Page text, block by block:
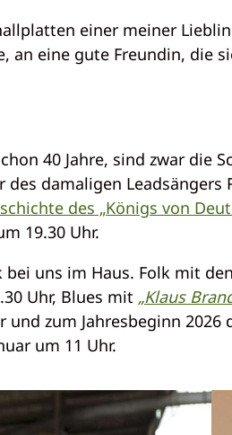
einer meiner
an eine gute Freundin, die
40 Jahre, sind zwar die
damaligen Leadsängers
des „Königs von
19.30 Uhr.
uns im Haus. Folk mit den
Uhr, Blues mit „Klaus
und zum Jahresbeginn
um 11 Uhr.